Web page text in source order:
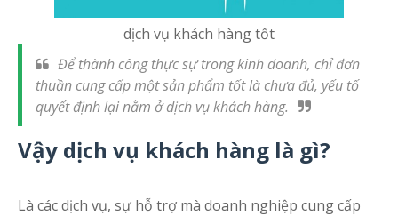
dịch vụ khách hàng tốt
Để thành công thực sự trong kinh doanh, chỉ đơn
thuần cung cấp một sản phẩm tốt là chưa đủ, yếu tố
quyết định lại nằm ở dịch vụ khách hàng.
Vậy dịch vụ khách hàng là gì?
Là các dịch vụ, sự hỗ trợ mà doanh nghiệp cung cấp